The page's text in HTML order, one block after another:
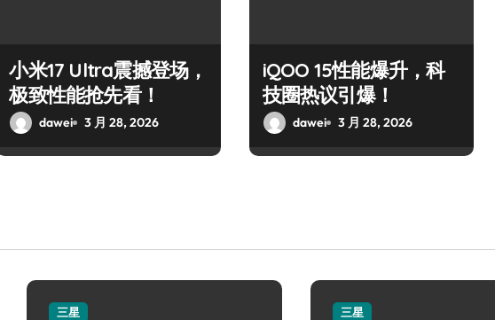
小米17 Ultra震撼登场，
极致性能抢先看！
dawei 3 月 28, 2026
iQOO 15性能爆升，科
技圈热议引爆！
dawei 3 月 28, 2026
三星 三星